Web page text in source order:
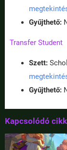
Gyűjthető:
Transfer Student
Szett:
Gyűjthető:
Kapcsolódó cikk